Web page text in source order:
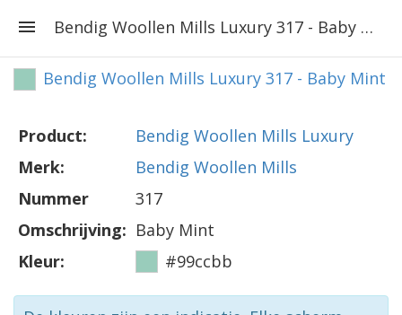
Bendig Woollen Mills Luxury 317 - Baby Mint
Bendig Woollen Mills Luxury 317 - Baby Mint
Product:
Bendig Woollen Mills Luxury
Merk:
Bendig Woollen Mills
Nummer
317
Omschrijving: Baby Mint
Kleur:
#99ccbb